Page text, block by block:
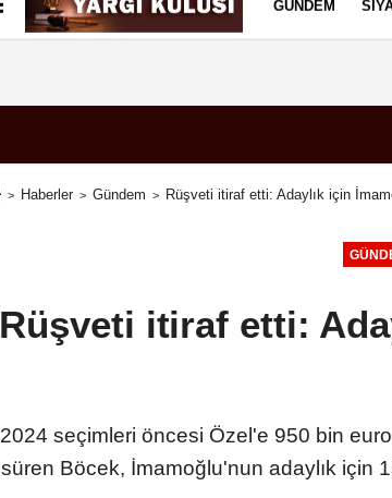
Künye İletişim Çerez Politikası
GÜNDEM
Haberler Gündem Rüşveti itiraf etti: Adaylık için
Rüşveti itiraf etti:
2024 seçimleri öncesi Özel'e 950 bin
süren Böcek, İmamoğlu'nun adaylık için